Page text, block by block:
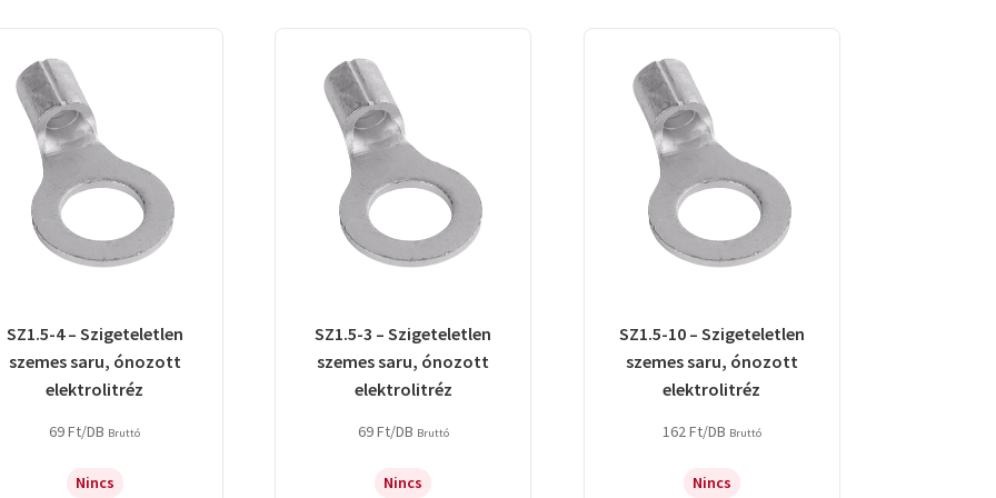
SZ1.5-4 – Szigeteletlen
szemes saru, ónozott
elektrolitréz
69Ft/DB Bruttó
Nincs
SZ1.5-3 – Szigeteletlen
szemes saru, ónozott
elektrolitréz
69Ft/DB Bruttó
Nincs
SZ1.5-10 – Szigeteletlen
szemes saru, ónozott
elektrolitréz
162Ft/DB Bruttó
Nincs